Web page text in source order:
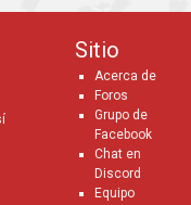
Sitio
Acerca de
Foros
Grupo de
Facebook
Chat en
Discord
Equipo